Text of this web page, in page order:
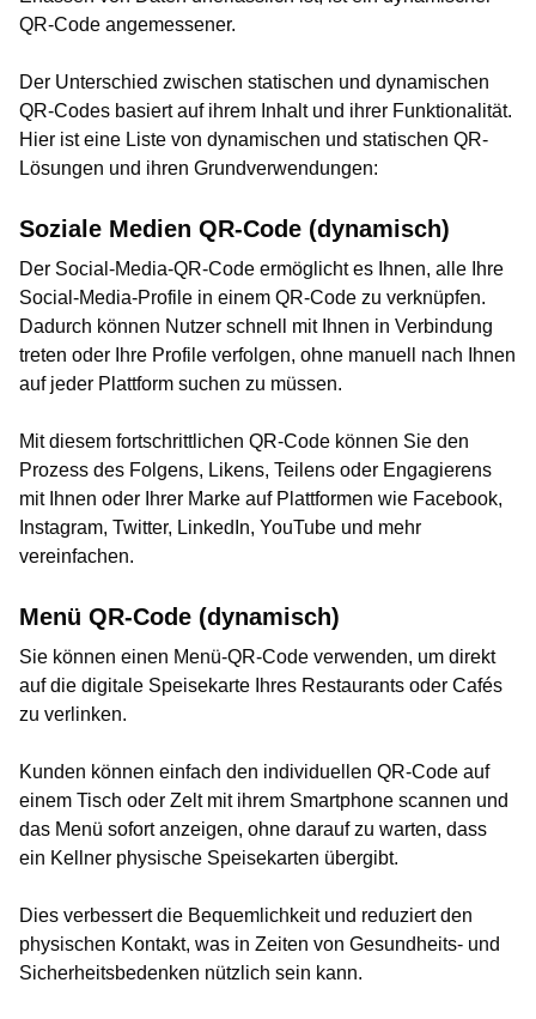
QR-Code angemessener.
Der Unterschied zwischen statischen und dynamischen
QR-Codes basiert auf ihrem Inhalt und ihrer Funktionalität.
Hier ist eine Liste von dynamischen und statischen QR-
Lösungen und ihren Grundverwendungen:
Soziale Medien QR-Code (dynamisch)
Der Social-Media-QR-Code ermöglicht es Ihnen, alle Ihre
Social-Media-Profile in einem QR-Code zu verknüpfen.
Dadurch können Nutzer schnell mit Ihnen in Verbindung
treten oder Ihre Profile verfolgen, ohne manuell nach Ihnen
auf jeder Plattform suchen zu müssen.
Mit diesem fortschrittlichen QR-Code können Sie den
Prozess des Folgens, Likens, Teilens oder Engagierens
mit Ihnen oder Ihrer Marke auf Plattformen wie Facebook,
Instagram, Twitter, LinkedIn, YouTube und mehr
vereinfachen.
Menü QR-Code (dynamisch)
Sie können einen Menü-QR-Code verwenden, um direkt
auf die digitale Speisekarte Ihres Restaurants oder Cafés
zu verlinken.
Kunden können einfach den individuellen QR-Code auf
einem Tisch oder Zelt mit ihrem Smartphone scannen und
das Menü sofort anzeigen, ohne darauf zu warten, dass
ein Kellner physische Speisekarten übergibt.
Dies verbessert die Bequemlichkeit und reduziert den
physischen Kontakt, was in Zeiten von Gesundheits- und
Sicherheitsbedenken nützlich sein kann.